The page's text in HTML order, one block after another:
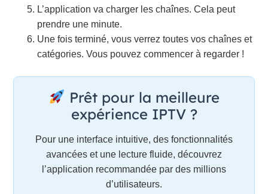
L’application va charger les chaînes. Cela peut
prendre une minute.
Une fois terminé, vous verrez toutes vos chaînes et
catégories. Vous pouvez commencer à regarder !
Prêt pour la meilleure
expérience IPTV ?
Pour une interface intuitive, des fonctionnalités
avancées et une lecture fluide, découvrez
l’application recommandée par des millions
d’utilisateurs.